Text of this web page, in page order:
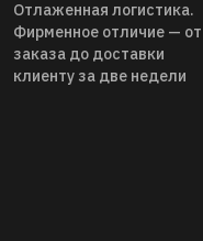
Отлаженная логистика.
Фирменное отличие — от
заказа до доставки
клиенту за две недели